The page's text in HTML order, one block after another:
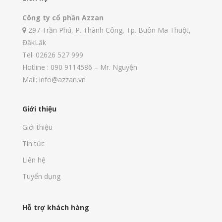
Công ty cổ phần Azzan
297 Trần Phú, P. Thành Công, Tp. Buôn Ma Thuột,
ĐăkLăk
Tel: 02626 527 999
Hotline : 090 9114586 – Mr. Nguyện
Mail: info@azzan.vn
Giới thiệu
Giới thiệu
Tin tức
Liên hệ
Tuyển dụng
Hỗ trợ khách hàng